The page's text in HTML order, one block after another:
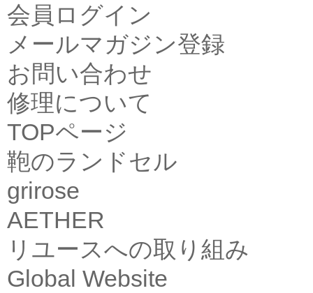
会員ログイン
メールマガジン登録
お問い合わせ
修理について
TOPページ
鞄のランドセル
grirose
AETHER
リユースへの取り組み
Global Website